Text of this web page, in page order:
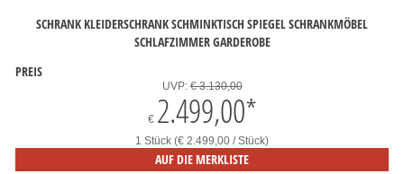
SCHRANK KLEIDERSCHRANK SCHMINKTISCH SPIEGEL SCHRANKMÖBEL
SCHLAFZIMMER GARDEROBE
PREIS
UVP:€ 3.130,00
€ 2.499,00*
1 Stück (€ 2.499,00 / Stück)
AUF DIE MERKLISTE